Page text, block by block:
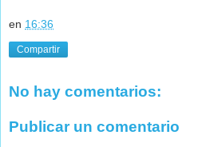
en 16:36
Compartir
No hay comentarios:
Publicar un comentario